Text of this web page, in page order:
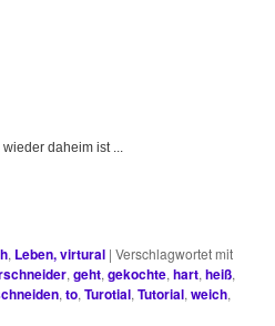
daheim ist ...
, Leben, virtural |Verschlagwortet mit
,geht,gekochte,hart,heiß,
,to,Turotial,Tutorial,weich,